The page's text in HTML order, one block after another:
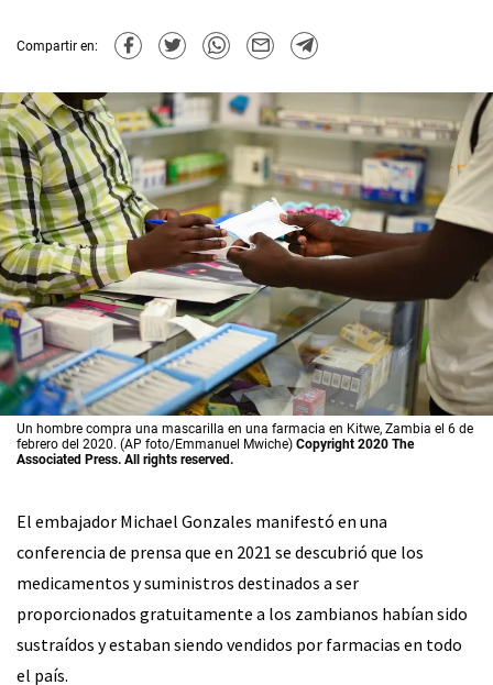
Compartir en:
Un hombre compra una mascarilla en una farmacia en Kitwe, Zambia el 6 de
febrero del 2020. (AP foto/Emmanuel Mwiche) Copyright 2020 The
Associated Press. All rights reserved.
El embajador Michael Gonzales manifestó en una
conferencia de prensa que en 2021 se descubrió que los
medicamentos y suministros destinados a ser
proporcionados gratuitamente a los zambianos habían sido
sustraídos y estaban siendo vendidos por farmacias en todo
el país.